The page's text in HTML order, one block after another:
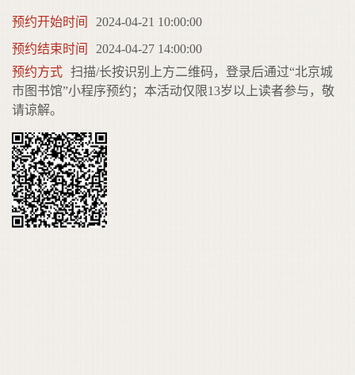
预约开始时间
2024-04-21 10:00:00
预约结束时间
2024-04-27 14:00:00
预约方式 扫描/长按识别上方二维码，登录后通过“北京城
市图书馆”小程序预约；本活动仅限13岁以上读者参与，敬
请谅解。